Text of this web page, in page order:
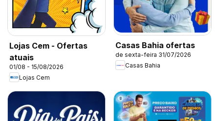
Lojas Cem - Ofertas
atuais
01/08 - 15/08/2026
Lojas Cem
Casas Bahia ofertas
de sexta-feira 31/07/2026
Casas Bahia